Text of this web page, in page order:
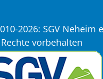
2026: SGV Neheim
Rechte vorbehalten